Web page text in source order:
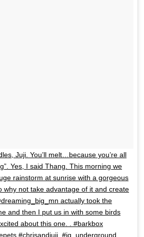
Juji. You’ll melt…because you’re all
Yes, I said Thang. This morning we
rainstorm at sunrise with a gorgeous
why not take advantage of it and create
actually took the
and then I put us in with some birds
about this one. . #barkbox
#chrisandjuji #ig_underground